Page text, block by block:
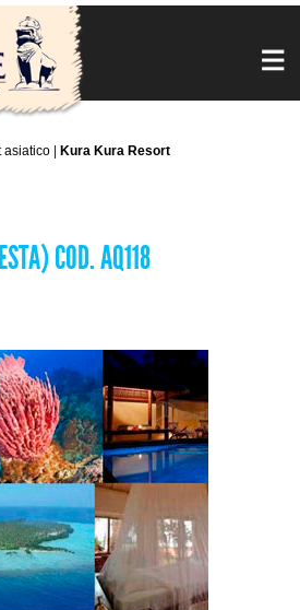
asiatico Kura Kura Resort
COD. AQ118